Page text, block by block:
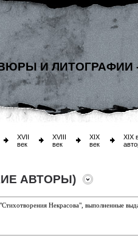
И ЛИТОГРАФИИ
XVII
век
XVIII
век
XIX
век
XIX
АВТОРЫ)
Некрасова", выполненные